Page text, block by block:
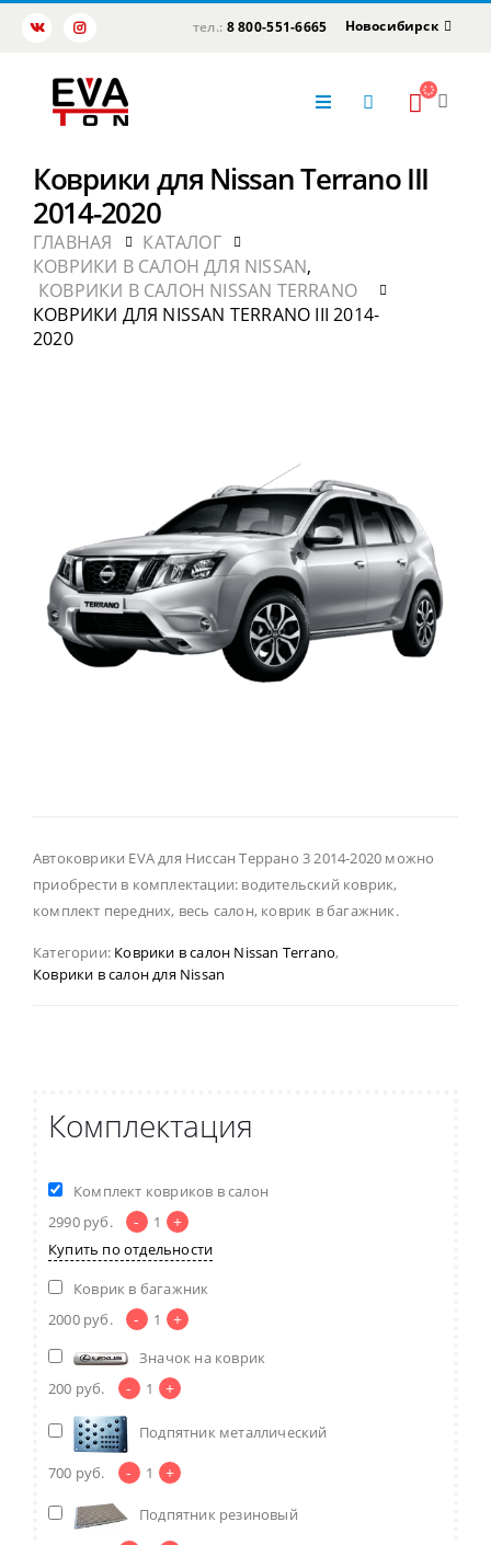
тел.: 8 800-551-6665 Новосибирск
Коврики для Nissan Terrano III
2014-2020
ГЛАВНАЯ
КАТАЛОГ
КОВРИКИ В САЛОН ДЛЯ NISSAN,
КОВРИКИ В САЛОН NISSAN TERRANO
КОВРИКИ ДЛЯ NISSAN TERRANO III 2014-
2020
Автоковрики EVA для Ниссан Террано 3 2014-2020 можно
приобрести в комплектации: водительский коврик,
комплект передних, весь салон, коврик в багажник.
Категории: Коврики в салон Nissan Terrano,
Коврики в салон для Nissan
Комплектация
Комплект ковриков в салон
2990 руб. - 1 +
Купить по отдельности
Коврик в багажник
2000 руб. - 1 +
Значок на коврик
200 руб. - 1 +
Подпятник металлический
700 руб. - 1 +
Подпятник резиновый